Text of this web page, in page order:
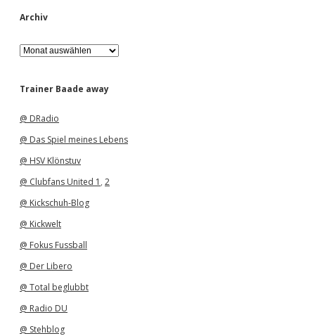
Archiv
A
r
h
Trainer Baade away
@ DRadio
@ Das Spiel meines Lebens
@ HSV Klönstuv
@ Clubfans United 1 , 2
@ Kickschuh-Blog
@ Kickwelt
@ Fokus Fussball
@ Der Libero
@ Total beglubbt
@ Radio DU
@ Stehblog